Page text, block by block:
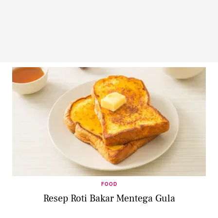
FOOD
Resep Roti Bakar Mentega Gula